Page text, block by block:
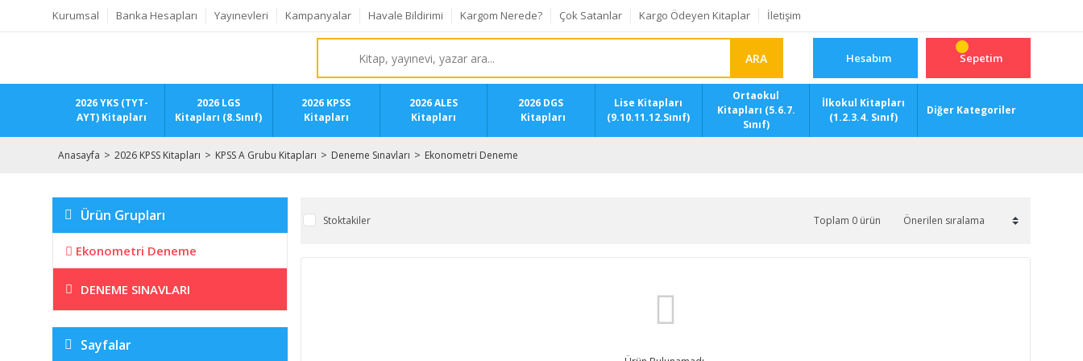
Kurumsal Banka Hesapları Yayınevleri Kampanyalar Havale Bildirimi Kargom Nerede? Çok Satanlar Kargo Ödeyen Kitaplar İletişim
ARA Hesabım Sepetim
2026 YKS (TYT-
AYT) Kitapları
2026 LGS
Kitapları (8.Sınıf)
2026 KPSS
Kitapları
2026 ALES
Kitapları
2026 DGS
Kitapları
Lise Kitapları
(9.10.11.12.Sınıf)
Ortaokul
Kitapları (5.6.7.
Sınıf)
İlkokul Kitapları
(1.2.3.4. Sınıf)
Diğer Kategoriler
Anasayfa 2026 KPSS Kitapları KPSS A Grubu Kitapları Deneme Sınavları Ekonometri Deneme
Ürün Grupları
Ekonometri Deneme
DENEME SINAVLARI
Sayfalar
Stoktakiler Toplam 0 ürün